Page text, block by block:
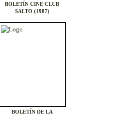
BOLETÍN CINE CLUB
SALTO (1987)
BOLETÍN DE LA